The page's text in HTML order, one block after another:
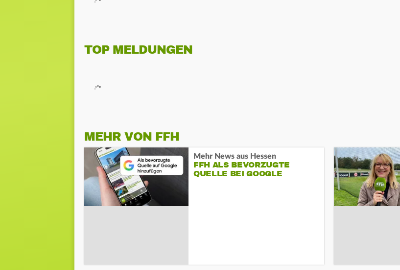
TOP MELDUNGEN
MEHR VON FFH
Mehr News aus Hessen
FFH ALS BEVORZUGTE
QUELLE BEI GOOGLE